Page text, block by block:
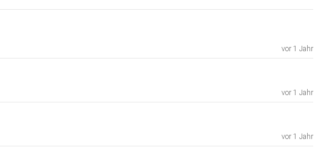
vor 1 Jahr
vor 1 Jahr
vor 1 Jahr